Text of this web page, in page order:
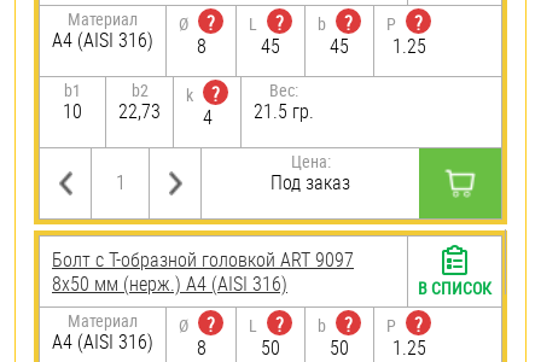
Материал
A4 (AISI 316)
Ø
?
8
L
?
45
b
?
45
P
?
1.25
b1
10
b2
22,73
k
?
4
Вес:
21.5 гр.
Цена:
Под заказ
Болт с Т-образной головкой ART 9097
8х50 мм (нерж.) A4 (AISI 316)
Материал
A4 (AISI 316)
Ø
?
8
L
?
50
b
?
50
P
?
1.25
В СПИСОК